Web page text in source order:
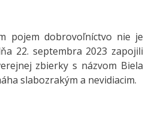
pojem dobrovoľníctvo nie je
22. septembra 2023 zapojili
zbierky s názvom Biela
slabozrakým a nevidiacim.